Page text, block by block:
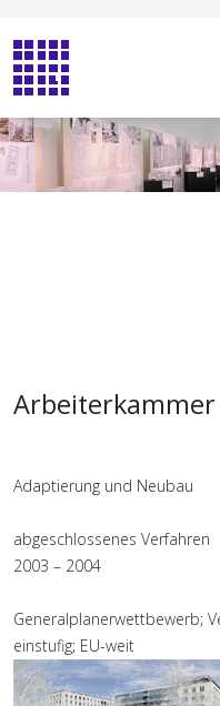
Arbeiterkammer
Adaptierung und Neubau
abgeschlossenes Verfahren
2003 – 2004
Generalplanerwettbewerb;
einstufig; EU-weit